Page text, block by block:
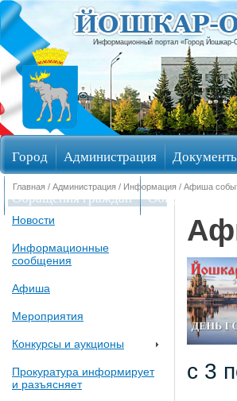
Информационный портал «Город Йошкар-
Город Администрация
Обращения граждан Общественные
Главная / Администрация / Информация / Афиша
Новости
Информационные
сообщения
Афиша
Мероприятия
Конкурсы и аукционы
Прокуратура информирует
и разъясняет
с 3